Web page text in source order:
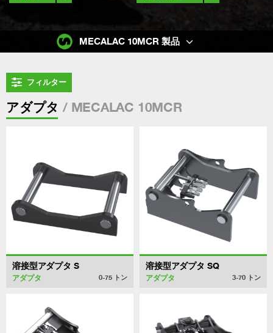
フィルター
アダプタ / MECALAC 10MCR
溶接型アダプタ S
アダプタ 0-75 トン
溶接型アダプタ SQ
アダプタ 3-70 トン
MECALAC 10MCR 製品